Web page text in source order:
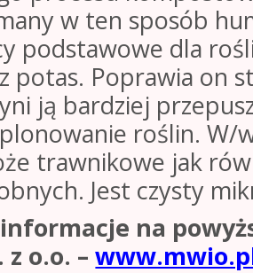
w ten sposób
podstawowe dla
potas. Poprawia on
ją bardziej
roślin. W/
trawnikowe jak
Jest czysty
na
z o.o. –